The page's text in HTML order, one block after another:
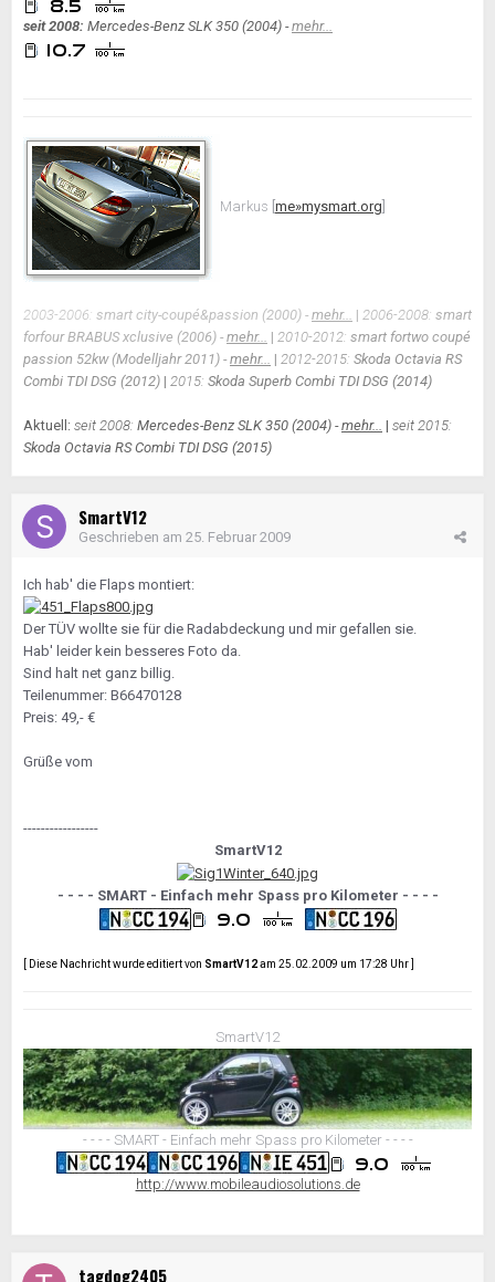
seit 2008: Mercedes-Benz SLK 350 (2004) -mehr...
Markus me»mysmart.org
2003-2006: smart city-coupé&passion (2000) - mehr... | 2006-2008: smart
forfour BRABUS xclusive (2006) - mehr... | 2010-2012: smart fortwo coupé
passion 52kw (Modelljahr 2011) -mehr... | 2012-2015: Skoda Octavia RS
Combi TDI DSG (2012) | 2015: Skoda Superb Combi TDI DSG (2014)
Aktuell: seit 2008: Mercedes-Benz SLK 350 (2004) -mehr... | seit 2015:
Skoda Octavia RS Combi TDI DSG (2015)
SmartV12
Geschrieben am 25. Februar 2009
Ich hab' die Flaps montiert:
Der TÜV wollte sie für die Radabdeckung und mir gefallen sie.
Hab' leider kein besseres Foto da.
Sind halt net ganz billig.
Teilenummer: B66470128
Preis: 49,- €
Grüße vom
-----------------
SmartV12
- - - - SMART - Einfach mehr Spass pro Kilometer - - - -
[ Diese Nachricht wurde editiert von SmartV12am 25.02.2009 um 17:28 Uhr ]
SmartV12
- - - - SMART - Einfach mehr Spass pro Kilometer - - - -
http://www.mobileaudiosolutions.de
tagdog2405